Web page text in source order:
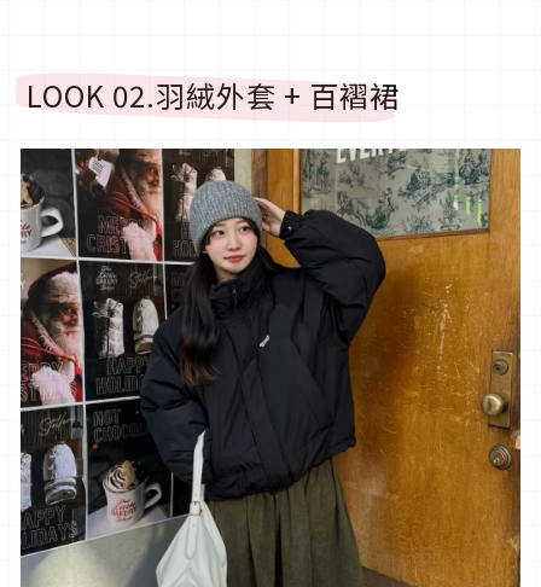
LOOK 02.羽絨外套+百褶裙